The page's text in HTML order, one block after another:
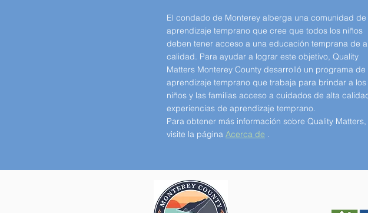
El condado de Monterey alberga una comunidad de
aprendizaje temprano que cree que todos los niños
deben tener acceso a una educación temprana de
calidad. Para ayudar a lograr este objetivo, Quality
Matters Monterey County desarrolló un programa de
aprendizaje temprano que trabaja para brindar a los
niños y las familias acceso a cuidados de alta
experiencias de aprendizaje temprano.
Para obtener más información sobre Quality Matters,
visite la página Acerca de .